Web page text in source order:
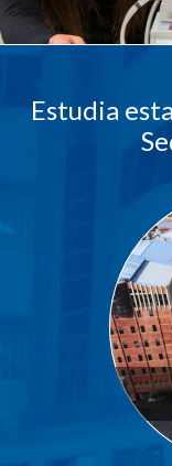
Himno U.C.B.
ONRES U.C.B.
Estudia